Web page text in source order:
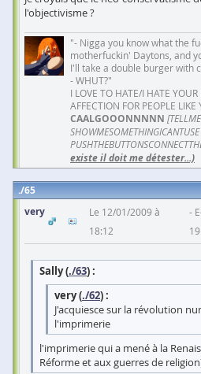
l'objectivisme ?
"- Nigga you know what the
motherfuckin' Daytons, and
I'll take a double burger with
- WHUT?"
I LOVE TO HATE/I HATE
AFFECTION FOR PEOPLE LIKE
CAALGOOONNNNN
SHOWMESOMETHINGICANTUSE
existe il doit me détester...)
65
very
Le 12/01/2009 à
18:12
Sally (./63) :
very (./62) :
J'acquiesce sur la révolution
l'imprimerie
l'imprimerie qui a mené à la
Réforme et aux guerres de